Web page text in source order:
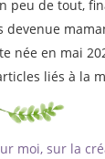
peu de tout,
devenue
née en mai
liés à la
moi, sur la